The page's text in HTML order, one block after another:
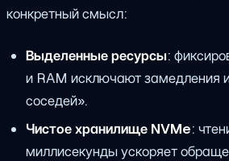
конкретный смысл:
Выделенные ресурсы:
и RAM исключают замедления
соседей».
Чистое хранилище NVMe:
миллисекунды ускоряет